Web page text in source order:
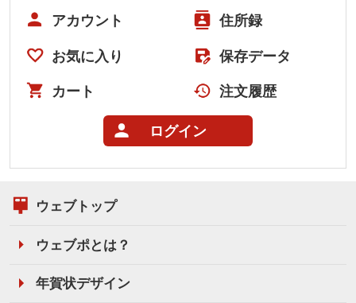
アカウント 住所録
お気に入り 保存データ
カート 注文履歴
ログイン
ウェブトップ
ウェブポとは？
年賀状デザイン